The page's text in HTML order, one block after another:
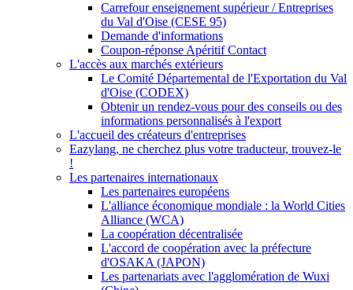
Carrefour enseignement supérieur / Entreprises
du Val d'Oise (CESE 95)
Demande d'informations
Coupon-réponse Apéritif Contact
L'accès aux marchés extérieurs
Le Comité Départemental de l'Exportation du Val
d'Oise (CODEX)
Obtenir un rendez-vous pour des conseils ou des
informations personnalisés à l'export
L'accueil des créateurs d'entreprises
Eazylang, ne cherchez plus votre traducteur, trouvez-le
!
Les partenaires internationaux
Les partenaires européens
L'alliance économique mondiale : la World Cities
Alliance (WCA)
La coopération décentralisée
L'accord de coopération avec la préfecture
d'OSAKA (JAPON)
Les partenariats avec l'agglomération de Wuxi